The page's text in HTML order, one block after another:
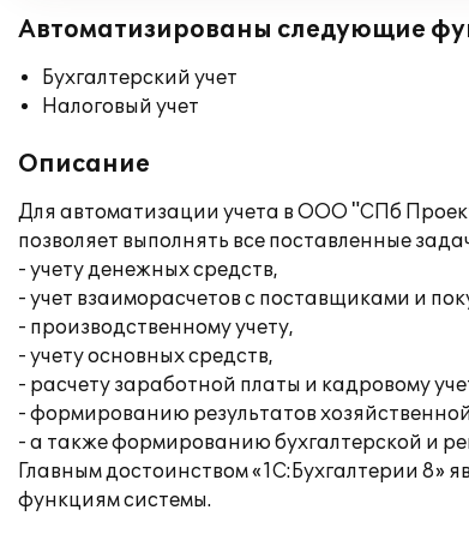
Автоматизированы следующие
Бухгалтерский учет
Налоговый учет
Описание
Для автоматизации учета в ООО "СПб
позволяет выполнять все поставленные
- учету денежных средств,
- учет взаиморасчетов с поставщиками и
- производственному учету,
- учету основных средств,
- расчету заработной платы и кадровому
- формированию результатов
- а также формированию бухгалтерской и
Главным достоинством «1С:Бухгалтерии
функциям системы.